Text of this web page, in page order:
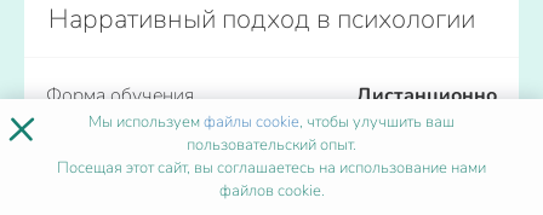
Нарративный подход в психологии
Форма обучения
Дистанционно
Количество часов
от 36
Начало обучения
× Мы используемфайлы cookie, чтобы улучшить ваш
пользовательский опыт.
Посещая этот сайт, вы соглашаетесь на использование нами
файлов cookie.